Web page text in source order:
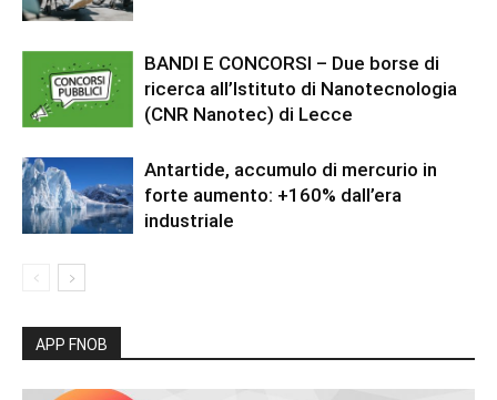
BANDI E CONCORSI – Due borse di
ricerca all’Istituto di Nanotecnologia
(CNR Nanotec) di Lecce
Antartide, accumulo di mercurio in
forte aumento: +160% dall’era
industriale
APP FNOB